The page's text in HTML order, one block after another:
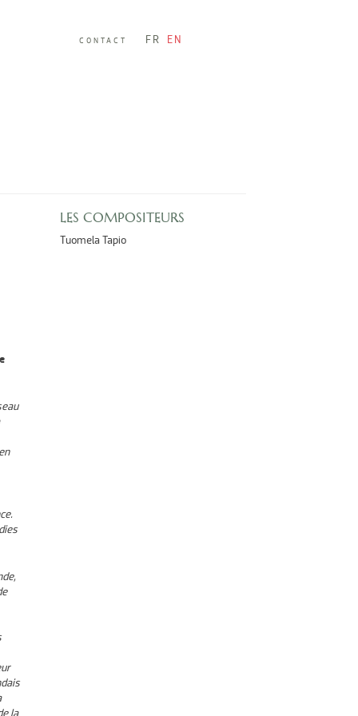
CONTACT FR EN
la
LES COMPOSITEURS
Tuomela Tapio